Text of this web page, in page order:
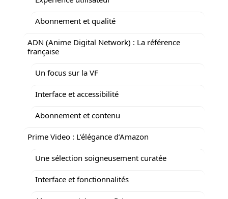
Abonnement et qualité
ADN (Anime Digital Network) : La référence
française
Un focus sur la VF
Interface et accessibilité
Abonnement et contenu
Prime Video : L’élégance d’Amazon
Une sélection soigneusement curatée
Interface et fonctionnalités